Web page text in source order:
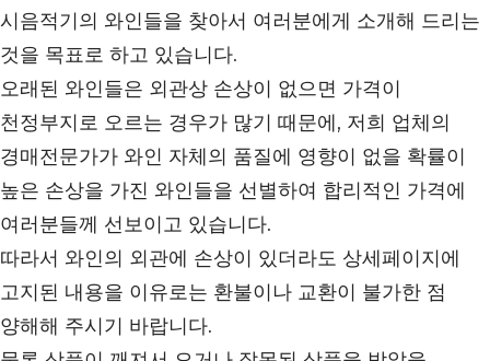
시음적기의 와인들을 찾아서 여러분에게 소개해 드리는
것을 목표로 하고 있습니다.
오래된 와인들은 외관상 손상이 없으면 가격이
천정부지로 오르는 경우가 많기 때문에, 저희 업체의
경매전문가가 와인 자체의 품질에 영향이 없을 확률이
높은 손상을 가진 와인들을 선별하여 합리적인 가격에
여러분들께 선보이고 있습니다.
따라서 와인의 외관에 손상이 있더라도 상세페이지에
고지된 내용을 이유로는 환불이나 교환이 불가한 점
양해해 주시기 바랍니다.